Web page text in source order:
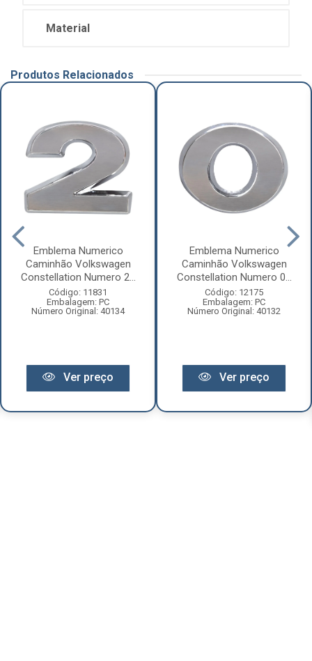
Material
Produtos Relacionados
Emblema Numerico
Caminhão Volkswagen
Constellation Numero 2...
Código: 11831
Embalagem: PC
Número Original: 40134
Ver preço
Emblema Numerico
Caminhão Volkswagen
Constellation Numero 0...
Código: 12175
Embalagem: PC
Número Original: 40132
Ver preço